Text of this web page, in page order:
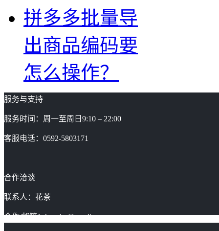
拼多多批量导
出商品编码要
怎么操作？
服务与支持
服务时间：周一至周日9:10 – 22:00
客服电话：0592-5803171
合作洽谈
联系人：花茶
合作/邮箱：huacha@gaoding.com